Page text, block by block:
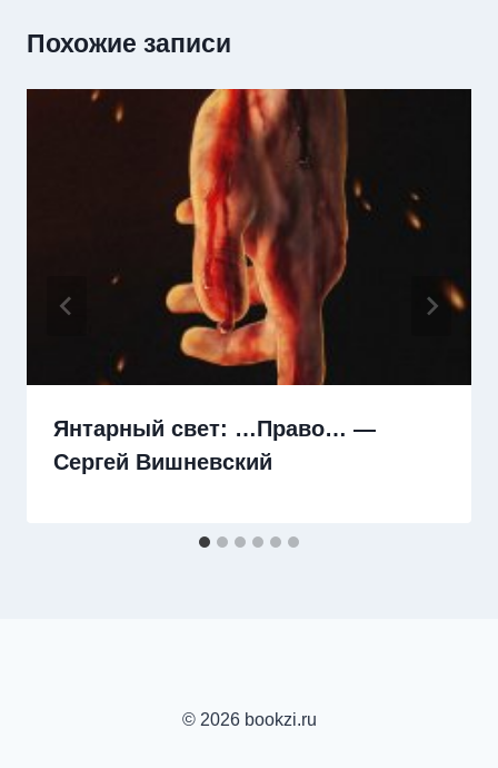
Похожие записи
Янтарный свет: …Право… —
Сергей Вишневский
© 2026 bookzi.ru